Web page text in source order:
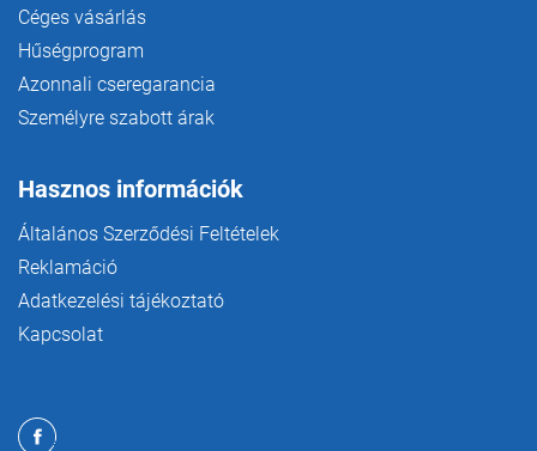
Céges vásárlás
Hűségprogram
Azonnali cseregarancia
Személyre szabott árak
Hasznos információk
Általános Szerződési Feltételek
Reklamáció
Adatkezelési tájékoztató
Kapcsolat